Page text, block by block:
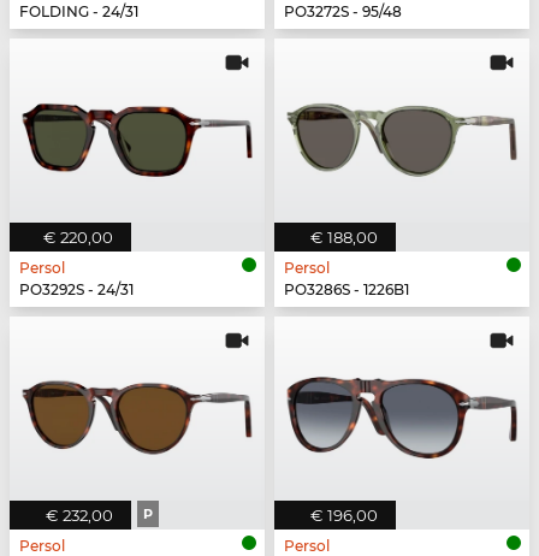
FOLDING - 24/31
PO3272S - 95/48
€ 220,00
Persol
PO3292S - 24/31
€ 188,00
Persol
PO3286S - 1226B1
€ 232,00 P
Persol
€ 196,00
Persol